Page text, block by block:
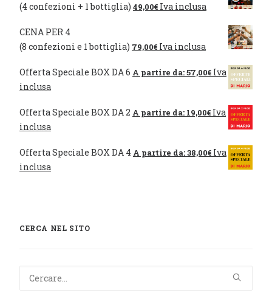
(4 confezioni + 1 bottiglia) 49,00€ Iva inclusa
CENA PER 4
(8 confezioni e 1 bottiglia) 79,00€ Iva inclusa
Offerta Speciale BOX DA 6 A partire da:57,00€ Iva
inclusa
Offerta Speciale BOX DA 2 A partire da: 19,00€ Iva
inclusa
Offerta Speciale BOX DA 4 A partire da:38,00€ Iva
inclusa
CERCA NEL SITO